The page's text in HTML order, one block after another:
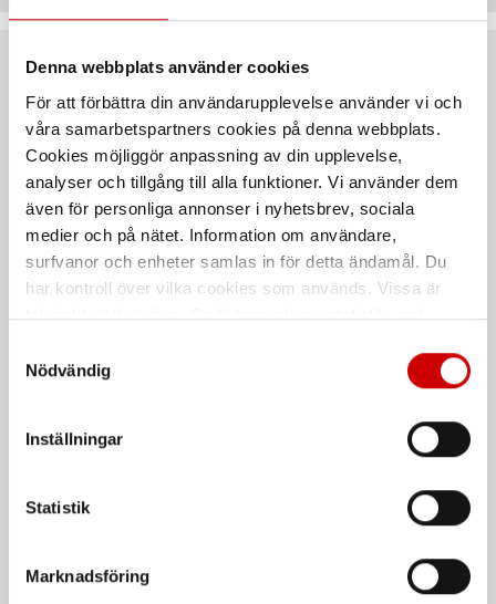
Denna webbplats använder cookies
För att förbättra din användarupplevelse använder vi och
våra samarbetspartners cookies på denna webbplats.
Cookies möjliggör anpassning av din upplevelse,
analyser och tillgång till alla funktioner. Vi använder dem
även för personliga annonser i nyhetsbrev, sociala
medier och på nätet. Information om användare,
surfvanor och enheter samlas in för detta ändamål. Du
har kontroll över vilka cookies som används. Vissa är
tekniskt nödvändiga. Godkännande av statistik- och
länder utanför EU med olika dataskyddsnormer. Genom
att godkänna samtycker du till sådana överföringar. Läs
Nödvändig
Inställningar
Statistik
Marknadsföring
Rekommenderat baserat på vald produkt
Inklusive svetspistol
MIG-/MAG- och MMA-svetsning